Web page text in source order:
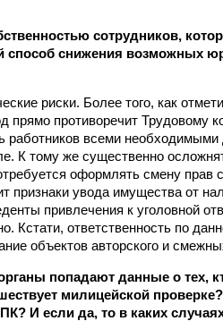
сотрудников,
способ снижения возможных
риски. Более того, как
прямо противоречит Трудовому
работников всеми
К тому же существенно
оформлять смену прав
признаки увода имущества от
привлечения к уголовной
Кстати, ответственность по
объектов авторского и
попадают данные о тех,
милицейской
И если да, то в каких